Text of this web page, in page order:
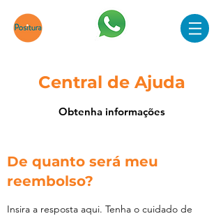
Central de Ajuda
Obtenha informações
De quanto será meu
reembolso?
Insira a resposta aqui. Tenha o cuidado de